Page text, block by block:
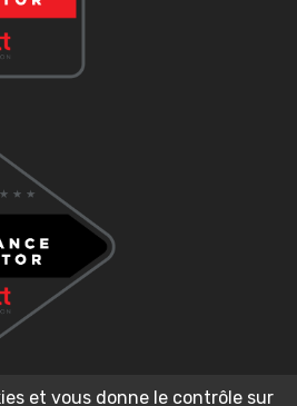
et vous donne le contrôle sur